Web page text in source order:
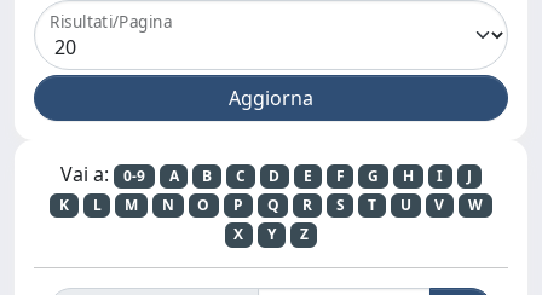
Risultati/Pagina
Vai a: 0-9 A B C D E F G H I
J
K
L M N O P Q R S T U V
W
X
Y Z